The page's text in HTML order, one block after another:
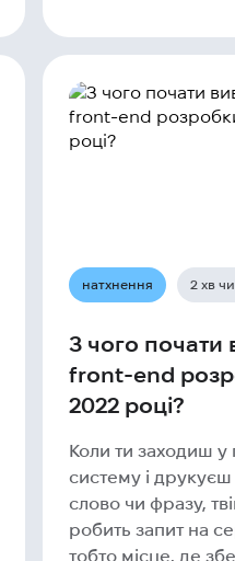
натхнення 2 хв
З чого почати
front-end
2022 році?
Коли ти заходиш
систему і
слово чи фразу,
робить запит на
тобто місце, де